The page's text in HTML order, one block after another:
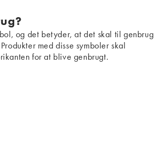
og det betyder, at det skal til genbrug
med disse symboler skal
for at blive genbrugt.